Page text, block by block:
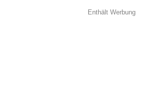
Enthält Werbung